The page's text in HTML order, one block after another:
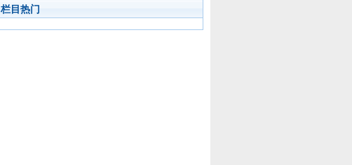
栏目热门